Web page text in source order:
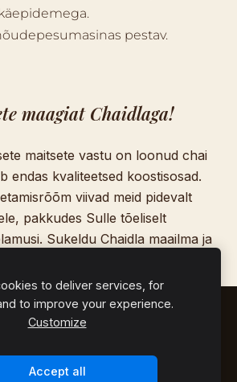
maagiat Chaidlaga!
maitsete vastu on loonud chai
endas kvaliteetsed koostisosad.
viivad meid pidevalt
pakkudes Sulle tõeliselt
Sukeldu Chaidla maailma ja
pestav.
KÜPSISED
. Loodud armastusega
to deliver services, for
to improve your experience.
Customize
Accept all